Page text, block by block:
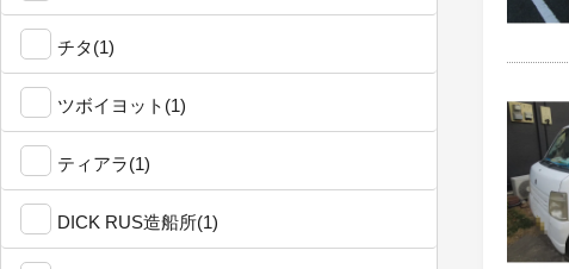
チタ(1)
ツボイヨット(1)
ティアラ(1)
DICK RUS造船所(1)